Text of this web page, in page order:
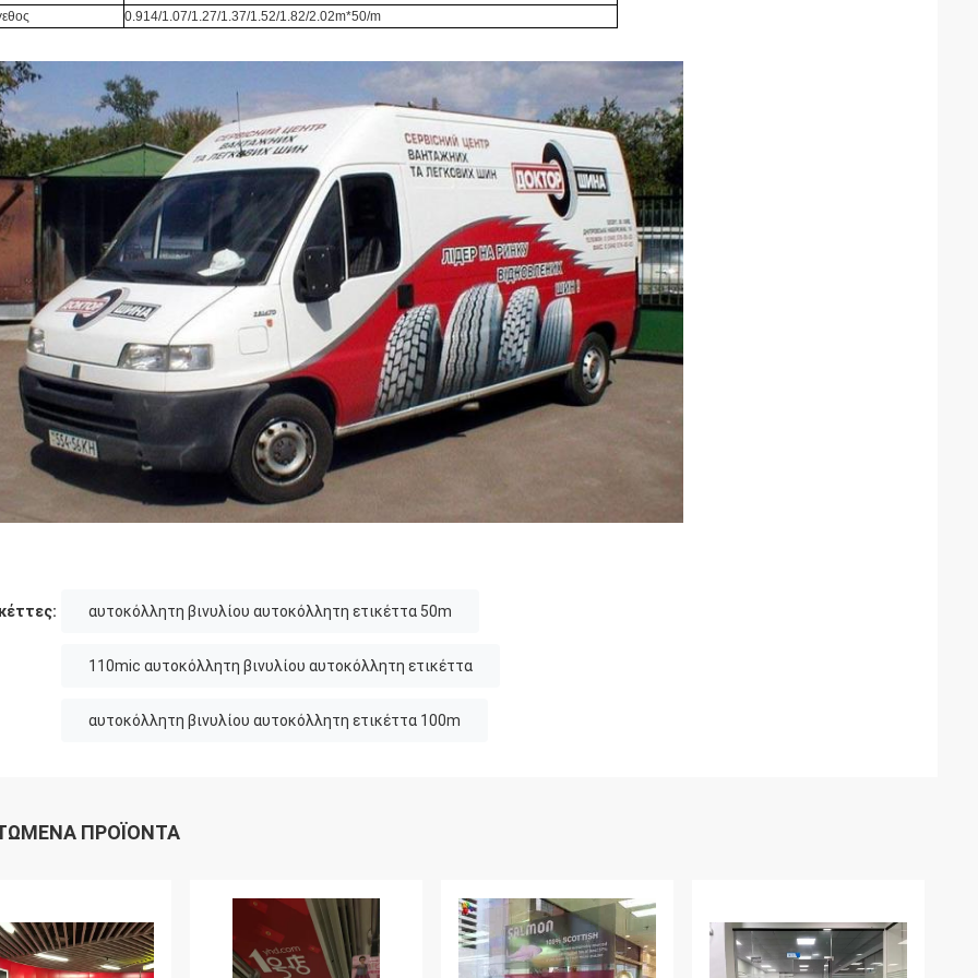
0.914/1.07/1.27/1.37/1.52/1.82/2.02m*50/m
αυτοκόλλητη βινυλίου αυτοκόλλητη ετικέττα 50m
110mic αυτοκόλλητη βινυλίου αυτοκόλλητη ετικέττα
αυτοκόλλητη βινυλίου αυτοκόλλητη ετικέττα 100m
ΠΡΟΪΌΝΤΑ